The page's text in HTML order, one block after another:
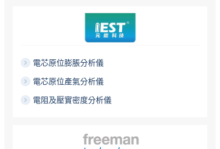
電芯原位膨脹分析儀
電芯原位產氣分析儀
電阻及壓實密度分析儀